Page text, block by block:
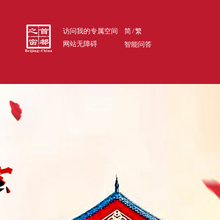
访问我的专属空间 简/繁
网站无障碍
智能问答